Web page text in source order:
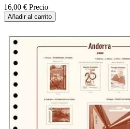
16,00 € Precio
Añadir al carrito